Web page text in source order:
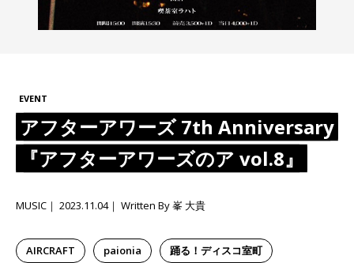
EVENT
アフターアワーズ 7th Anniversary
『アフターアワーズのア vol.8』
AIRCRAFT paionia 踊る！ディスコ室町
MUSIC 2023.11.04 Written By 峯 大貴